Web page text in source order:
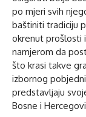
po mjeri svih
baštiniti tradiciju
okrenut prošlosti
namjerom da
što krasi takve
izbornog
predstavljaju
Bosne i